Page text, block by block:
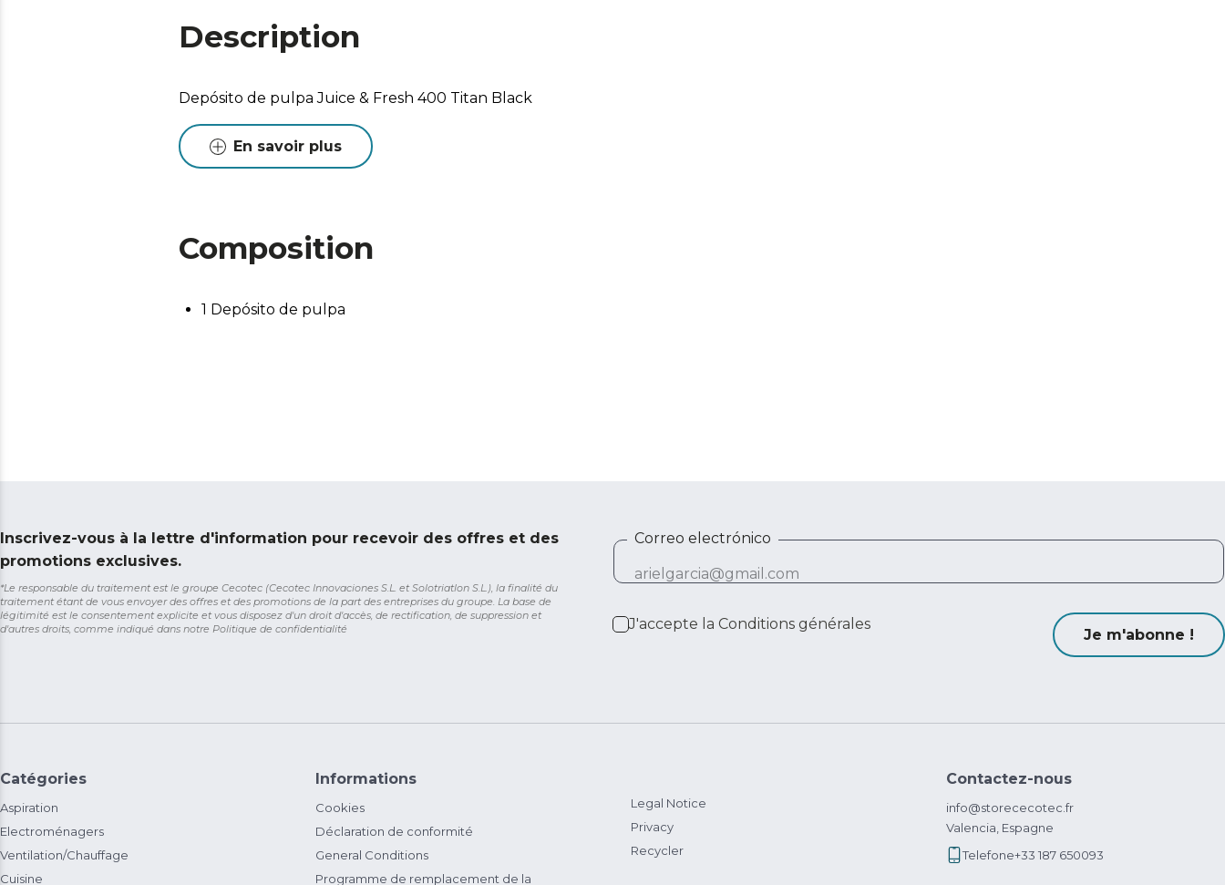
Description
Depósito de pulpa Juice & Fresh 400 Titan Black
En savoir plus
Composition
1 Depósito de pulpa
Inscrivez-vous à la lettre d'information pour recevoir des offres et des
promotions exclusives.
*Le responsable du traitement est le groupe Cecotec (Cecotec Innovaciones S.L. et Solotriatlon S.L.), la finalité du
traitement étant de vous envoyer des offres et des promotions de la part des entreprises du groupe. La base de
légitimité est le consentement explicite et vous disposez d'un droit d'accès, de rectification, de suppression et
d'autres droits, comme indiqué dans notre Politique de confidentialité
Correo electrónico
J'accepte la Conditions générales
Je m'abonne !
Catégories
Aspiration
Electroménagers
Ventilation/Chauffage
Cuisine
Informations
Cookies
Déclaration de conformité
General Conditions
Programme de remplacement de la
Legal Notice
Privacy
Recycler
Contactez-nous
info@storececotec.fr
Valencia, Espagne
Telefone+33 187 650093